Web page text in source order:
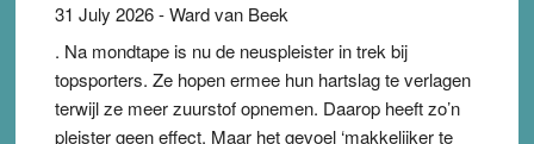
31 July 2026-Ward van Beek
. Na mondtape is nu de neuspleister in trek bij
topsporters. Ze hopen ermee hun hartslag te verlagen
terwijl ze meer zuurstof opnemen. Daarop heeft zo’n
pleister geen effect. Maar het gevoel ‘makkelijker te